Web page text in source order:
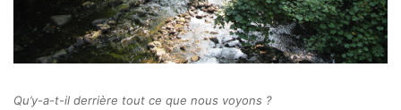
Qu’y-a-t-il derrière tout ce que nous voyons ?